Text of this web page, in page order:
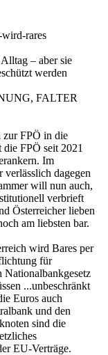
rares
– aber sie
werden
FALTER
zur FPÖ in die
FPÖ seit 2021
Im
verlässlich dagegen
will nun auch,
verbrieft
Österreicher lieben
am liebsten bar.
wird Bares per
für
Nationalbankgesetz
...unbeschränkt
Euros auch
und den
sind die
EU-Verträge.